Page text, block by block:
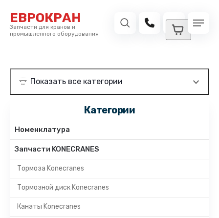
ЕВРОКРАН
Запчасти для кранов и
промышленного оборудования
Категории
Номенклатура
Запчасти KONECRANES
Тормоза Konecranes
Тормозной диск Konecranes
Канаты Konecranes